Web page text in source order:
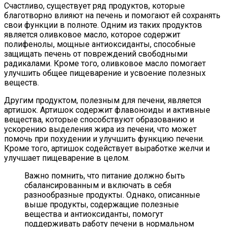
Счастливо, существует ряд продуктов, которые
благотворно влияют на печень и помогают ей сохранять
свои функции в полноте. Одним из таких продуктов
является оливковое масло, которое содержит
полифенолы, мощные антиоксиданты, способные
защищать печень от повреждений свободными
радикалами. Кроме того, оливковое масло помогает
улучшить общее пищеварение и усвоение полезных
веществ.
Другим продуктом, полезным для печени, является
артишок. Артишок содержит флавоноиды и активные
вещества, которые способствуют образованию и
ускорению выделения жира из печени, что может
помочь при похудении и улучшить функцию печени.
Кроме того, артишок содействует выработке желчи и
улучшает пищеварение в целом.
Важно помнить, что питание должно быть
сбалансированным и включать в себя
разнообразные продукты. Однако, описанные
выше продукты, содержащие полезные
вещества и антиоксиданты, помогут
поддерживать работу печени в нормальном